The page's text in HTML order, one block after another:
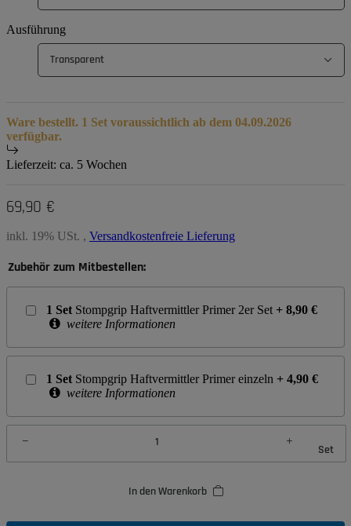
Ausführung
Transparent
Ware bestellt. 1 Set voraussichtlich ab dem 04.09.2026
verfügbar.
Lieferzeit: ca. 5 Wochen
69,90 €
inkl. 19% USt. , Versandkostenfreie Lieferung
Zubehör zum Mitbestellen:
1 Set Stompgrip Haftvermittler Primer 2er Set + 8,90 €
weitere Informationen
1 Set Stompgrip Haftvermittler Primer einzeln + 4,90 €
weitere Informationen
Set
In den Warenkorb